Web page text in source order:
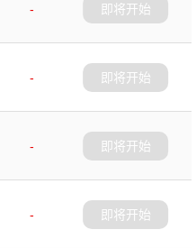
-
即将开始
-
即将开始
-
即将开始
-
即将开始